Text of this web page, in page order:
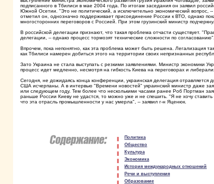
подписанного в Тбилиси в мае 2004 года. По итогам заседания он заявил
Южной Осетии. "Это не политический, а исключительно экономический вопрос, --
отметил он, однозначно поддерживает присоединение России к ВТО, однако
многосторонних переговоров с Россией. При этом грузинский министр
В российской делегации признают, что такая проблема отчасти существует.
делегации, -- однако процесс тормозят технические сложности по согласованию".
Впрочем, пока непонятно, как эта проблема может быть решена. Легализация
как Тбилиси намерен добиться этого на территории своих непризнанных
Зато Украина не стала выступать с резкими заявлениями. Министр экономики
процесс идет медленно, несмотря на гибкость Киева на переговорах и
Сегодня, не дожидаясь конца конференции, украинская делегация
США исчерпаны. А в интервью "Времени новостей" украинский министр даже
или следующем году. Тем более что несколькими часами ранее Роб Портман
раньше России Киеву не удастся, то можно уже и не спешить. "Я не хочу
что эта отрасль промышленности у нас умерла", -- заявил г-н Яценюк.
Политика
Общество
Культура
Экономика
История международных отношений
Речи и выступления
Образование